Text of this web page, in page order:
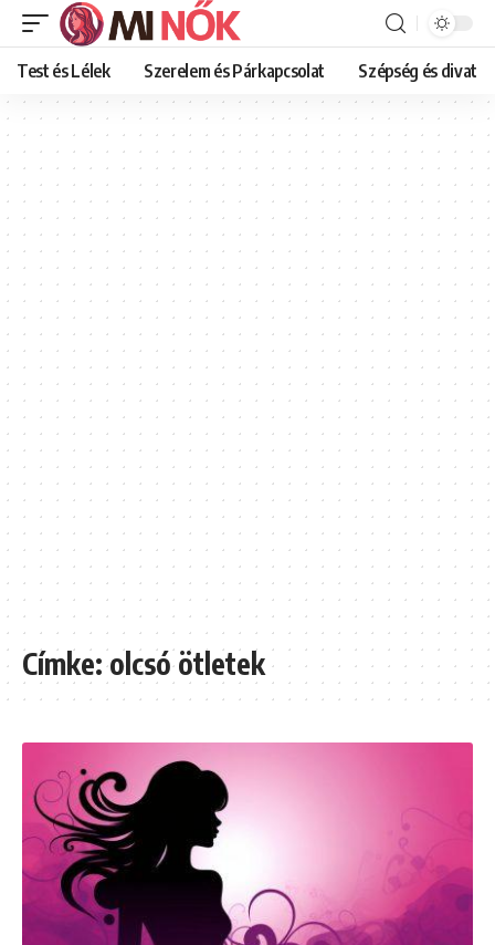
Test és Lélek Szerelem és Párkapcsolat Szépség és divat
Címke:olcsó ötletek